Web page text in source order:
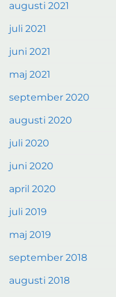
augusti 2021
juli 2021
juni 2021
maj 2021
september 2020
augusti 2020
juli 2020
juni 2020
april 2020
juli 2019
maj 2019
september 2018
augusti 2018